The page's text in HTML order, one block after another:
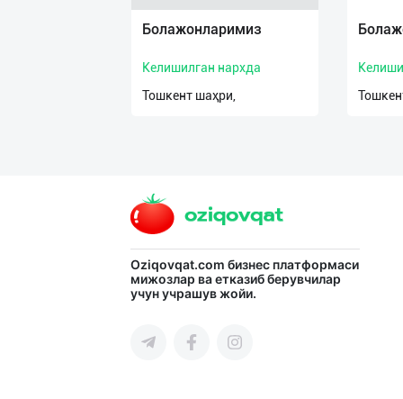
Болажонларимиз
Келишилган нархда
Тошкент шаҳри,
Oziqovqat.com бизнес платформаси
мижозлар ва етказиб берувчилар
учун учрашув жойи.